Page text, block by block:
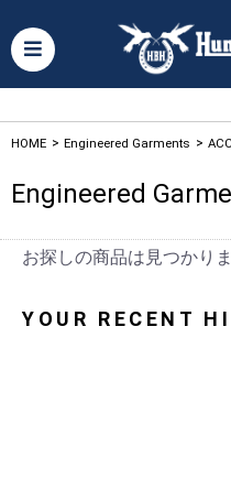
HOME > Engineered Garments >
Engineered
お探しの商品は見つかり
YOUR RECENT